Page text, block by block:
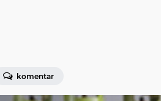
komentar